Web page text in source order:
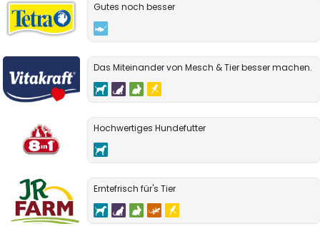
Gutes noch besser
Das Miteinander von Mesch & Tier besser machen.
Hochwertiges Hundefutter
Erntefrisch für's Tier